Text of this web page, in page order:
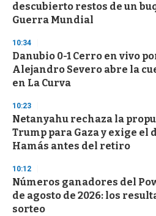
descubierto restos de un
Guerra Mundial
10:34
Danubio 0-1 Cerro en vivo
Alejandro Severo abre la
en La Curva
10:23
Netanyahu rechaza la
Trump para Gaza y exige el
Hamás antes del retiro
10:12
Números ganadores del
de agosto de 2026: los
sorteo